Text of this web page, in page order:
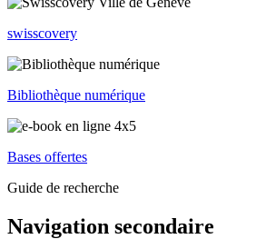
swisscovery
Bibliothèque numérique
Bases offertes
Guide de recherche
Navigation secondaire